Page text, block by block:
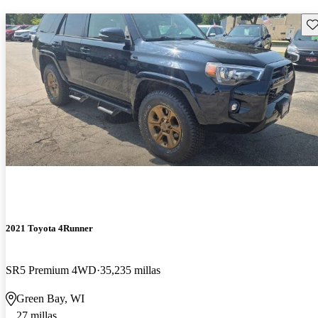
2021 Toyota 4Runner
SR5 Premium 4WD 35,235 millas
Green Bay, WI